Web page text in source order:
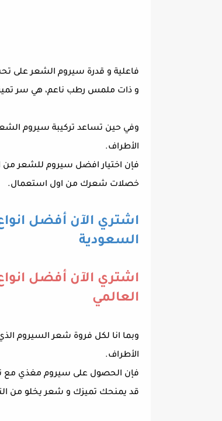
فاعلية و قدرة سيروم الشعر على
و ذات ملمس رطب ناعم، هي سر
وفي حين تساعد تركيبة سيروم
الأطراف.
فإن اختيار افضل سيروم للشعر من
خصلات شعرك من اول استعمال.
اشتري الآن أفضل
السعودية
اشتري الآن أفضل
العالمي
وبما انا لكل فروة شعر السيروم
الأطراف.
فإن الحصول على سيروم مغذي مع
قد يمنحك تميزك و شعر يخلو من